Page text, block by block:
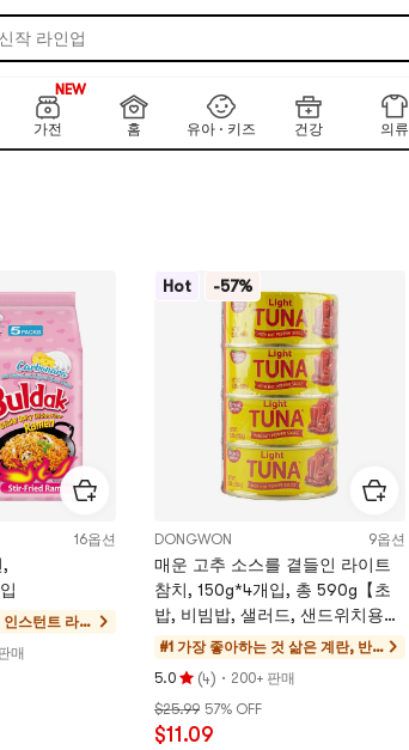
스트셀러 100
브랜드 디렉토리
뷰티템
가전
150+
NEW
홈
유아 · 키즈 건강 의류
16옵션
인스턴트 라면
& 라면 & 컵라
매
Hot -57%
DONGWON 9옵션
매운 고추 소스를 곁들인 라이트
참치, 150g*4개입, 총 590g【초
밥, 비빔밥, 샐러드, 샌드위치용】
【바로 드실 수 있습니다】
#1 가장 좋아하는 것 삶은 계란, 반
찬, 참치, 햄, 통
5.0
평
점
5.0
(4) · 200+ 판매
$25.99 57% OFF
$11.09